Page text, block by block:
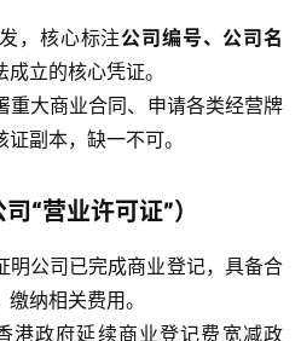
，核心标注公司编号、公司名
立的核心凭证。
重大商业合同、申请各类经营牌
副本，缺一不可。
“营业许可证”）
明公司已完成商业登记，具备合
纳相关费用。
港政府延续商业登记费宽减政